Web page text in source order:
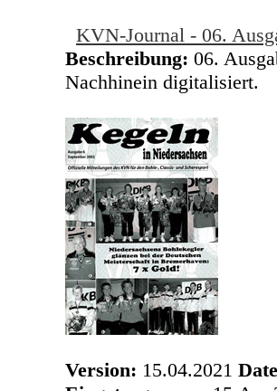
KVN-Journal - 06.
Beschreibung: 06.
Nachhinein digitalisiert.
Version: 15.04.2021